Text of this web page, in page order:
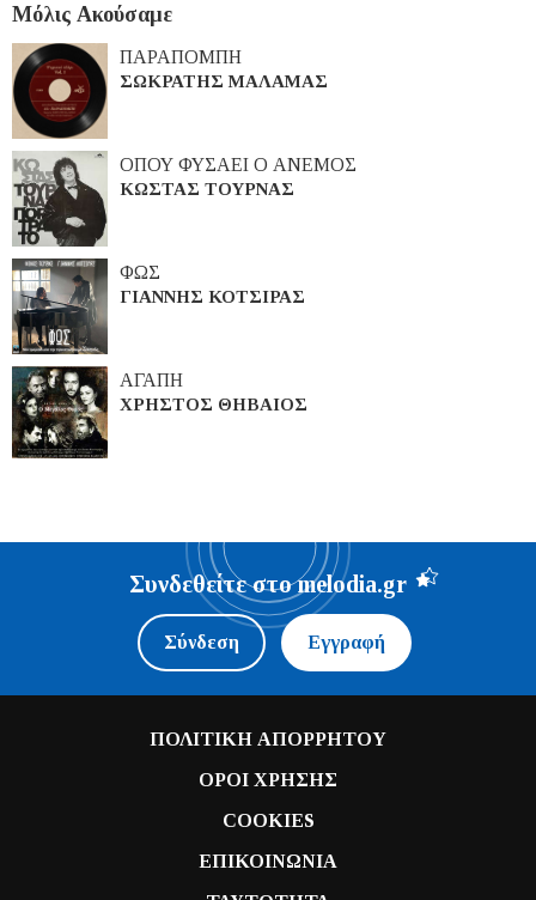
Μόλις Ακούσαμε
ΠΑΡΑΠΟΜΠΗ
ΣΩΚΡΑΤΗΣ ΜΑΛΑΜΑΣ
ΟΠΟΥ ΦΥΣΑΕΙ Ο ΑΝΕΜΟΣ
ΚΩΣΤΑΣ ΤΟΥΡΝΑΣ
ΦΩΣ
ΓΙΑΝΝΗΣ ΚΟΤΣΙΡΑΣ
ΑΓΑΠΗ
ΧΡΗΣΤΟΣ ΘΗΒΑΙΟΣ
Συνδεθείτε στο melodia.gr
Σύνδεση Εγγραφή
ΠΟΛΙΤΙΚΗ ΑΠΟΡΡΗΤΟΥ
ΟΡΟΙ ΧΡΗΣΗΣ
COOKIES
ΕΠΙΚΟΙΝΩΝΙΑ